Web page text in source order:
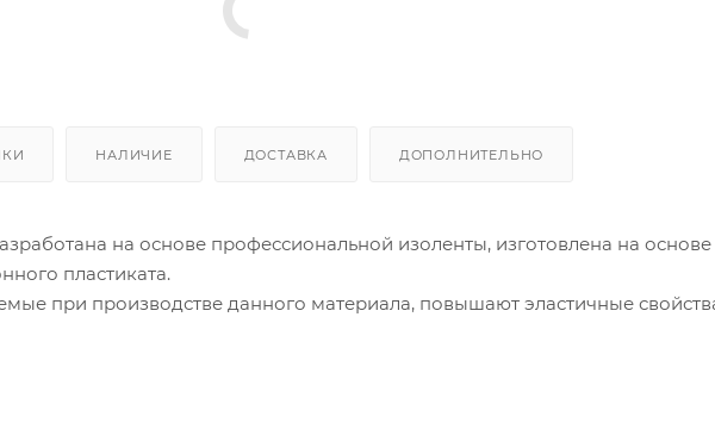
НАЛИЧИЕ ДОСТАВКА ДОПОЛНИТЕЛЬНО
на основе профессиональной изоленты, изготовлена на
пластиката.
при производстве данного материала, повышают эластичные